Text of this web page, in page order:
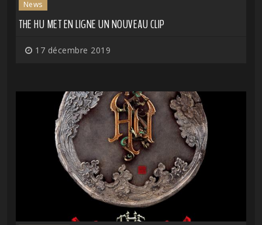
News
THE HU MET EN LIGNE UN NOUVEAU CLIP
17 décembre 2019